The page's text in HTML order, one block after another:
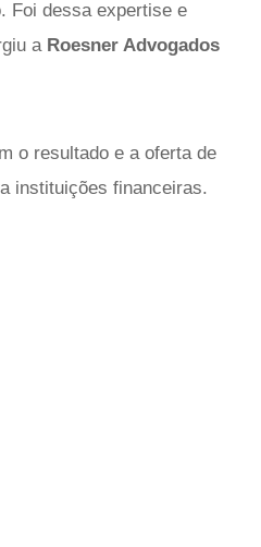
Foi dessa expertise e
a Roesner Advogados
o resultado e a oferta de
instituições financeiras.